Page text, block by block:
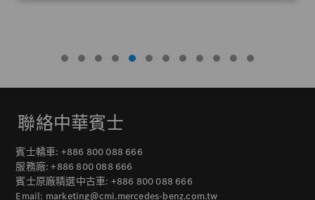
聯絡中華賓士
賓士轎車: +886 800 088 666
服務廠:+886 800 088 666
賓士原廠精選中古車: +886 800 088 666
Email: marketing@cmi.mercedes-benz.com.tw